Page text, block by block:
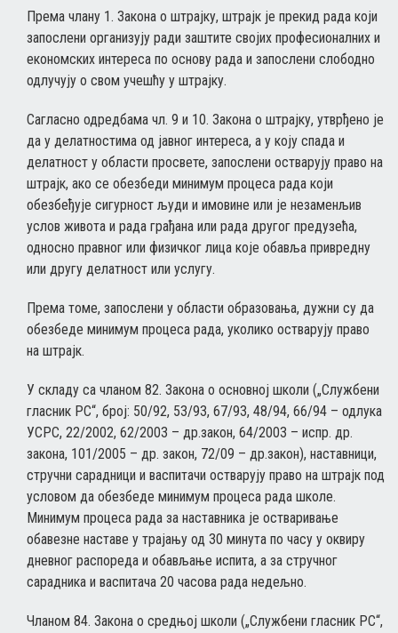
Према члану 1. Закона о штрајку, штрајк је прекид рада који
запослени организују ради заштите својих професионалних и
економских интереса по основу рада и запослени слободно
одлучују о свом учешћу у штрајку.
Сагласно одредбама чл. 9 и 10. Закона о штрајку, утврђено је
да у делатностима од јавног интереса, а у коју спада и
делатност у области просвете, запослени остварују право на
штрајк, ако се обезбеди минимум процеса рада који
обезбеђује сигурност људи и имовине или је незаменљив
услов живота и рада грађана или рада другог предузећа,
односно правног или физичког лица које обавља привредну
или другу делатност или услугу.
Према томе, запослени у области образовања, дужни су да
обезбеде минимум процеса рада, уколико остварују право
на штрајк.
У складу са чланом 82. Закона о основној школи („Службени
гласник РС“, број: 50/92, 53/93, 67/93, 48/94, 66/94 – одлука
УСРС, 22/2002, 62/2003 – др.закон, 64/2003 – испр. др.
закона, 101/2005 – др. закон, 72/09 – др.закон), наставници,
стручни сарадници и васпитачи остварују право на штрајк под
условом да обезбеде минимум процеса рада школе.
Минимум процеса рада за наставника је остваривање
обавезне наставе у трајању од 30 минута по часу у оквиру
дневног распореда и обављање испита, а за стручног
сарадника и васпитача 20 часова рада недељно.
Чланом 84. Закона о средњој школи („Службени гласник РС“,